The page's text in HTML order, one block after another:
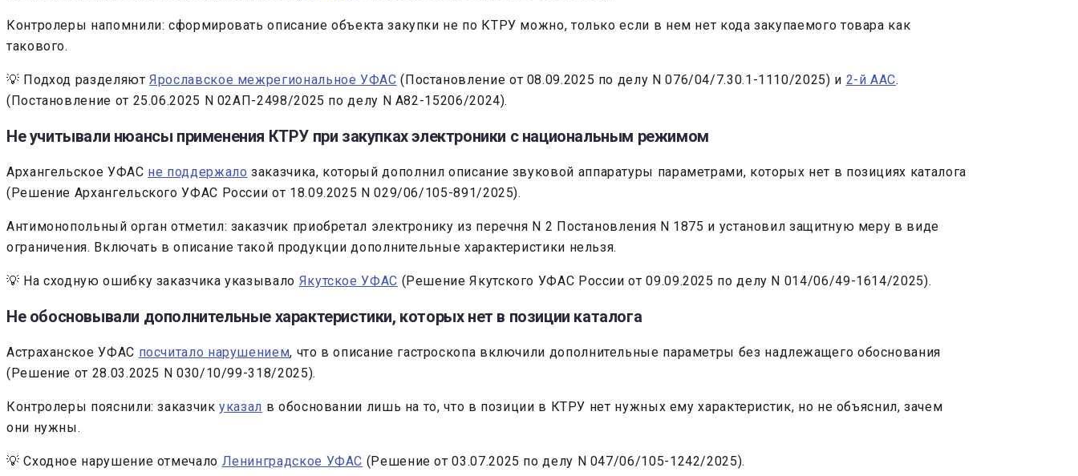
Контролеры напомнили: сформировать описание объекта закупки не по КТРУ можно, только если в нем нет кода закупаемого товара как
такового.
💡 Подход разделяютЯрославское межрегиональное УФАС (Постановление от 08.09.2025 по делу N 076/04/7.30.1-1110/2025) и 2-й ААС.
(Постановление от 25.06.2025 N 02АП-2498/2025 по делу N А82-15206/2024).
Не учитывали нюансы применения КТРУ при закупках электроники с национальным режимом
Архангельское УФАС не поддержало заказчика, который дополнил описание звуковой аппаратуры параметрами, которых нет в позициях каталога
(Решение Архангельского УФАС России от 18.09.2025 N 029/06/105-891/2025).
Антимонопольный орган отметил: заказчик приобретал электронику из перечня N 2 Постановления N 1875 и установил защитную меру в виде
ограничения. Включать в описание такой продукции дополнительные характеристики нельзя.
💡 На сходную ошибку заказчика указывало Якутское УФАС (Решение Якутского УФАС России от 09.09.2025 по делу N 014/06/49-1614/2025).
Не обосновывали дополнительные характеристики, которых нет в позиции каталога
Астраханское УФАС посчитало нарушением, что в описание гастроскопа включили дополнительные параметры без надлежащего обоснования
(Решение от 28.03.2025 N 030/10/99-318/2025).
Контролеры пояснили: заказчикуказал в обосновании лишь на то, что в позиции в КТРУ нет нужных ему характеристик, но не объяснил, зачем
они нужны.
💡 Сходное нарушение отмечало Ленинградское УФАС (Решение от 03.07.2025 по делу N 047/06/105-1242/2025).